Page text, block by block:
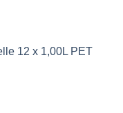
12 x 1,00L PET